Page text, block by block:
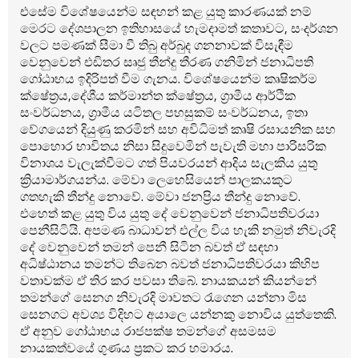
එසේම විශේෂයෙන්ම සඳහන් කළ යුතු කාරණයක් නම්
මෙරට දේශපාලන ඉතිහාසයේ හැමදාමත් කතාවට, සංදර්ශන
වලට පමණක් සීමා වී තිබු අර්බුද ගනනාවක් විසැඳීම
වෙනුවෙන් එඩිතර සෘජු තීන්දු තීරණ ගනිමින් ජනාධිපති
ගෝඨාභය ඉදිරිපත් වීම ගැනය. විශේෂයෙන්ම කෘෂිකර්ම
ක්ෂේත්‍රය,දේශීය කර්මාන්ත ක්ෂේත්‍රය, ග්‍රාමීය ආර්ථික
සංවර්ධනය, ග්‍රාමීය යටිතල පහසුකම් සංවර්ධනය, ඉතා
වේගයෙන් දියුණු කරමින් සහ අවිධිමත් කෘෂි රසායනික සහ
පොහොර භාවිතය නිසා සිදුවෙමින් පැවැති මහා පාරිසරික
විනාශය වැලැක්වීමට ගත් පියවරයන් ආදිය සැලකිය යුතු
ක්‍රියාමාර්ගයන්ය. මේවා ලෙහෙසියෙන් පාලකයකුට
ගතහැකි තීන්දු නොවේ. මේවා ජනප්‍රිය තීන්දු නොවේ.
එහෙත් කළ යුතු විය යුතු දේ වෙනුවෙන් ජනාධිපතිවරයා
පෙනීසිටියි. අපමණ බාධාවන් එල්ල විය හැකි නමුත් නිවැරදි
දේ වෙනුවෙන් තමන් පෙනී සිටින බවත් ඒ සඳහා
අධිෂ්ඨානය තමන්ට තිබෙන බවත් ජනාධිපතිවරයා කිහිප
වතාවක්ම ඒ තිර කර පවසා තිබේ. නායකයන් කියන්නේ
තමන්ගේ සෙනග නිවැරදි මාවතට රැගෙන යන්නා මිස
සෙනගට අවශ්‍ය විදිහට අයාලෙ යන්නකු නොවිය යුත්තෙකි.
ඒ අනුව ගෝඨාභය රාජපක්ෂ තමන්ගේ අසමසම
නායකත්වයේ ගුණය ප්‍රකට කර හමාරය.